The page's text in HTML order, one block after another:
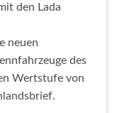
den Lada
neuen
des
Wertstufe von